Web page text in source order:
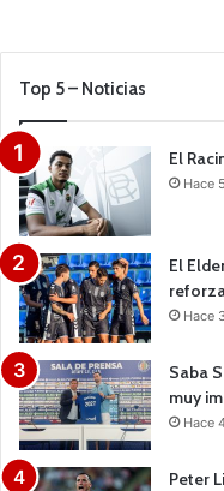
Top 5 – Noticias
El
Hace
El
Hace
Saba
muy
Hace
Peter